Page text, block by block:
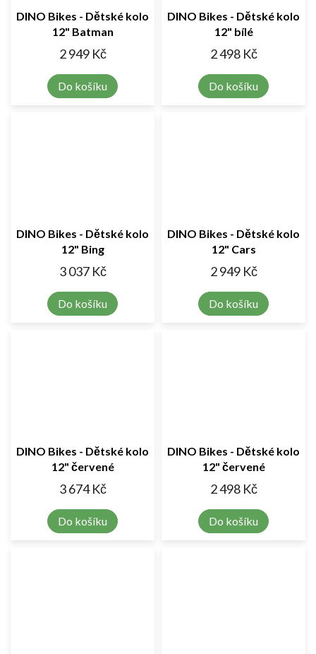
DINO Bikes - Dětské kolo
12" Batman
2 949 Kč
Do košíku
DINO Bikes - Dětské kolo
12" bílé
2 498 Kč
Do košíku
DINO Bikes - Dětské kolo
12" Bing
3 037 Kč
Do košíku
DINO Bikes - Dětské kolo
12" Cars
2 949 Kč
Do košíku
DINO Bikes - Dětské kolo
12" červené
3 674 Kč
Do košíku
DINO Bikes - Dětské kolo
12" červené
2 498 Kč
Do košíku